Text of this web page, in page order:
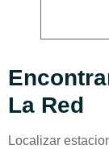
La Red
Localizar